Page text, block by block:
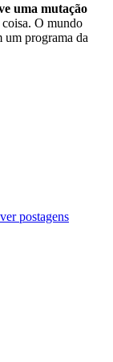
uma mutação
O mundo
um programa da
postagens